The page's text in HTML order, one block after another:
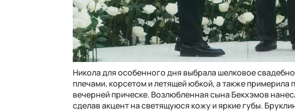
Никола для особенного дня выбрала шелковое
плечами, корсетом и летящей юбкой, а также
вечерней прическе. Возлюбленная сына Бекхэмов
сделав акцент на светящуюся кожу и яркие губы.